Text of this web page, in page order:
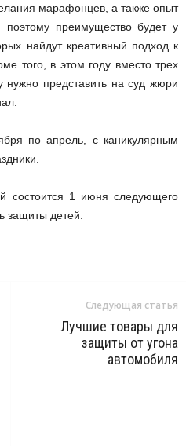
марафонцев, а также опыт
преимущество будет у
найдут креативный подход к
того, в этом году вместо трех
нужно представить на суд жюри
по апрель, с каникулярным
состоится 1 июня следующего
защиты детей.
Следующая статья
Лучшие товары для
защиты от угона
автомобиля